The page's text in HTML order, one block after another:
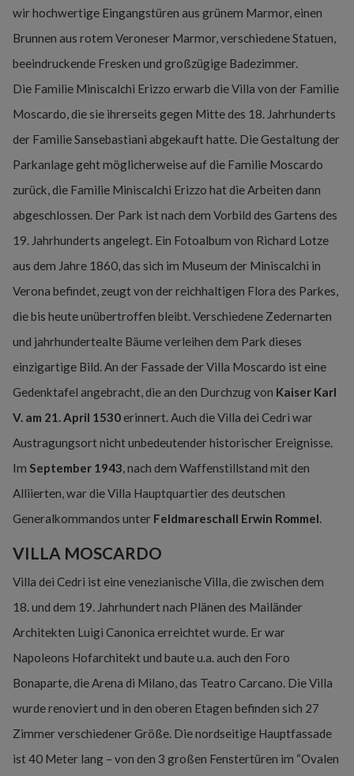
wir hochwertige Eingangstüren aus grünem Marmor, einen
Brunnen aus rotem Veroneser Marmor, verschiedene Statuen,
beeindruckende Fresken und großzügige Badezimmer.
Die Familie Miniscalchi Erizzo erwarb die Villa von der Familie
Moscardo, die sie ihrerseits gegen Mitte des 18. Jahrhunderts
der Familie Sansebastiani abgekauft hatte. Die Gestaltung der
Parkanlage geht möglicherweise auf die Familie Moscardo
zurück, die Familie Miniscalchi Erizzo hat die Arbeiten dann
abgeschlossen. Der Park ist nach dem Vorbild des Gartens des
19. Jahrhunderts angelegt. Ein Fotoalbum von Richard Lotze
aus dem Jahre 1860, das sich im Museum der Miniscalchi in
Verona befindet, zeugt von der reichhaltigen Flora des Parkes,
die bis heute unübertroffen bleibt. Verschiedene Zedernarten
und jahrhundertealte Bäume verleihen dem Park dieses
einzigartige Bild. An der Fassade der Villa Moscardo ist eine
Gedenktafel angebracht, die an den Durchzug von Kaiser Karl
V. am 21. April 1530erinnert. Auch die Villa dei Cedri war
Austragungsort nicht unbedeutender historischer Ereignisse.
Im September 1943, nach dem Waffenstillstand mit den
Alliierten, war die Villa Hauptquartier des deutschen
Generalkommandos unter Feldmareschall Erwin Rommel.
VILLA MOSCARDO
Villa dei Cedri ist eine venezianische Villa, die zwischen dem
18. und dem 19. Jahrhundert nach Plänen des Mailänder
Architekten Luigi Canonica erreichtet wurde. Er war
Napoleons Hofarchitekt und baute u.a. auch den Foro
Bonaparte, die Arena di Milano, das Teatro Carcano. Die Villa
wurde renoviert und in den oberen Etagen befinden sich 27
Zimmer verschiedener Größe. Die nordseitige Hauptfassade
ist 40 Meter lang – von den 3 großen Fenstertüren im “Ovalen